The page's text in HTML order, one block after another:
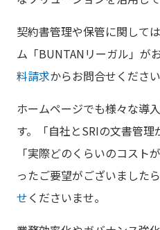
契約書管理や保管に関して
ム「BUNTANリーガル」が
料請求からお問合せください
ホームページでも様々な導
す。「自社とSRIの文書管理
「実際どのくらいのコスト
ったご要望がございました
せくださいませ。